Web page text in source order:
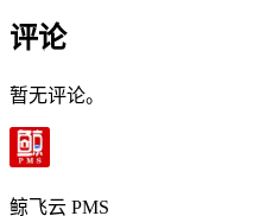
评论
暂无评论。
鲸飞云 PMS